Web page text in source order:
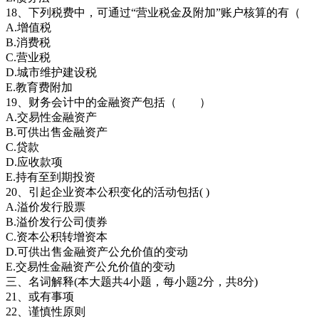
18、下列税费中，可通过“营业税金及附加”账户核算的有
A.增值税
B.消费税
C.营业税
D.城市维护建设税
E.教育费附加
19、财务会计中的金融资产包括（ ）
A.交易性金融资产
B.可供出售金融资产
C.贷款
D.应收款项
E.持有至到期投资
20、引起企业资本公积变化的活动包括( )
A.溢价发行股票
B.溢价发行公司债券
C.资本公积转增资本
D.可供出售金融资产公允价值的变动
E.交易性金融资产公允价值的变动
三、名词解释(本大题共4小题，每小题2分，共8分)
21、或有事项
22、谨慎性原则